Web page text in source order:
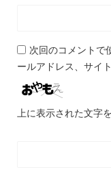
次回のコメントで
ールアドレス、サイ
上に表示された文字